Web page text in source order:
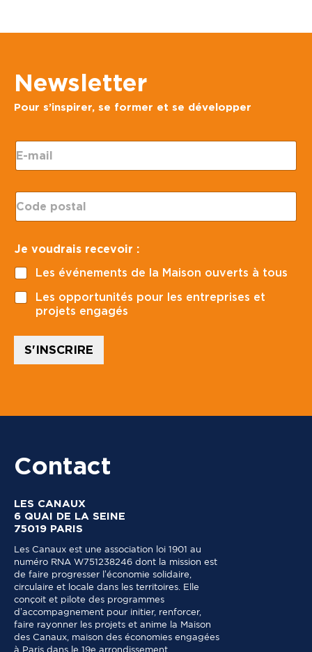
Newsletter
Pour s’inspirer, se former et se développer
E
-
m
l
*
C
o
d
p
o
s
t
a
e
r
e
c
e
Je voudrais recevoir :
Les événements de la Maison ouverts à tous
Les opportunités pour les entreprises et
projets engagés
S'INSCRIRE
Contact
LES CANAUX
6 QUAI DE LA SEINE
75019 PARIS
Les Canaux est une association loi 1901 au
numéro RNA W751238246 dont la mission est
de faire progresser l’économie solidaire,
circulaire et locale dans les territoires. Elle
conçoit et pilote des programmes
d’accompagnement pour initier, renforcer,
faire rayonner les projets et anime la Maison
des Canaux, maison des économies engagées
à Paris dans le 19e arrondissement.